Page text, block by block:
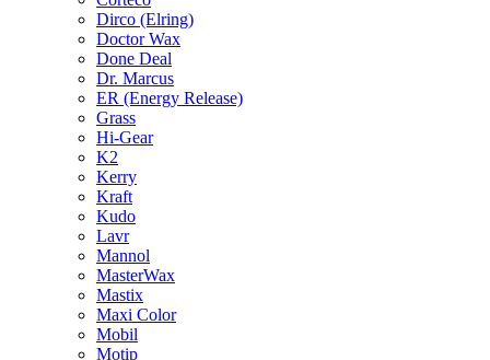
Dirco (Elring)
Doctor Wax
Done Deal
Dr. Marcus
ER (Energy Release)
Grass
Hi-Gear
K2
Kerry
Kraft
Kudo
Lavr
Mannol
MasterWax
Mastix
Maxi Color
Mobil
Motip